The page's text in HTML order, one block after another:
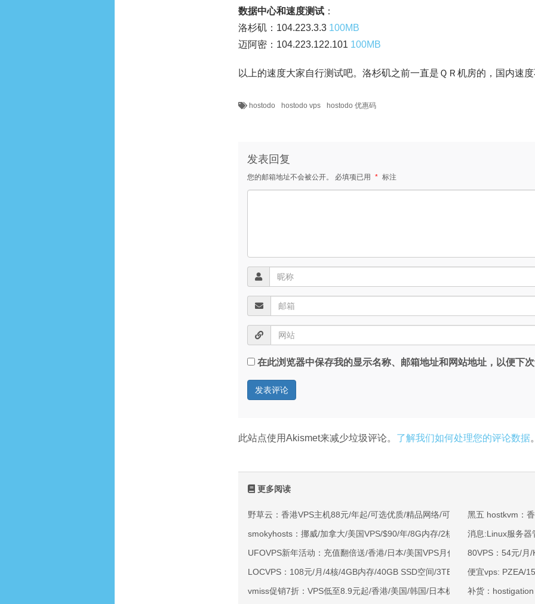
数据中心和速度测试 ：
洛杉矶：104.223.3.3 100MB
迈阿密：104.223.122.101 100MB
以上的速度大家自行测试吧。洛杉矶之前一直是ＱＲ机房的，国内速
hostodo hostodo vps hostodo 优惠码
发表回复
您的邮箱地址不会被公开。 必填项已用 * 标注
在此浏览器中保存我的显示名称、邮箱地址和网站地址，以便下
此站点使用Akismet来减少垃圾评论。 了解我们如何处理您的评论数据
更多阅读
野草云：香港VPS主机88元/年起/可选优质/精品网络/可选100M不限流量/免
smokyhosts：挪威/加拿大/美国VPS/$90/年/8G内存/2核/80gNVMe/4T流量
UFOVPS新年活动：充值翻倍送/香港/日本/美国VPS月付9.5折年付8折起/新
LOCVPS：108元/月/4核/4GB内存/40GB SSD空间/3TB流量/750Mbps-
vmiss促销7折：VPS低至8.9元起/香港/美国/韩国/日本机房/可选CN2 GIA/
黑五 hostkvm：
消息:Linux服务器
80VPS：54元/月
便宜vps: PZEA/
补货：